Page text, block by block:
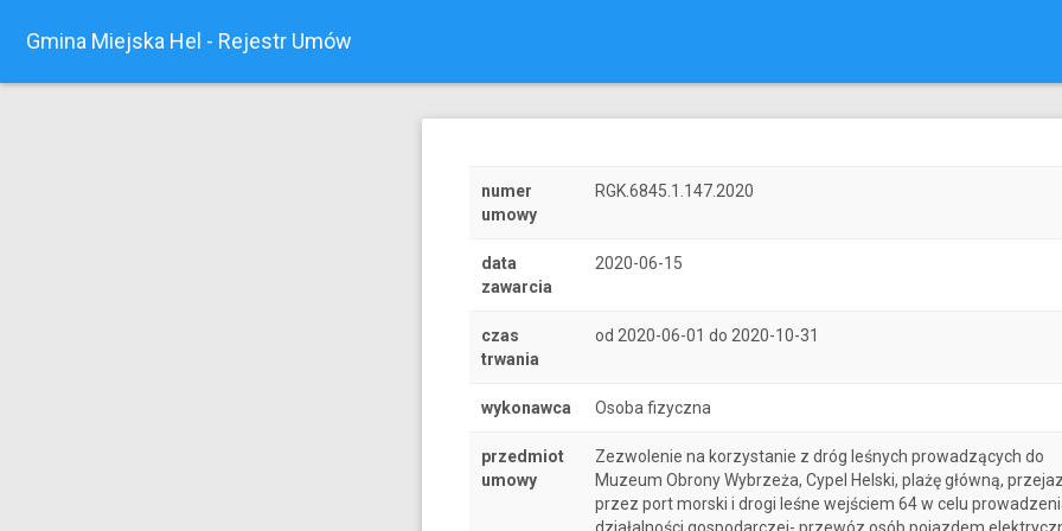
Gmina Miejska Hel - Rejestr Umów
numer
umowy
RGK.6845.1.147.2020
data
zawarcia
2020-06-15
czas
trwania
od 2020-06-01 do 2020-10-31
wykonawca Osoba fizyczna
przedmiot
umowy
Zezwolenie na korzystanie z dróg leśnych prowadzących do
Muzeum Obrony Wybrzeża, Cypel Helski, plażę główną,
przez port morski i drogi leśne wejściem 64 w celu